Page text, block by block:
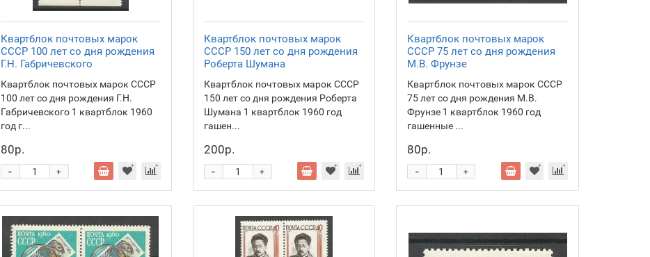
Квартблок почтовых марок
СССР 100 лет со дня рождения
Г.Н. Габричевского
Квартблок почтовых марок СССР
100 лет со дня рождения Г.Н.
Габричевского 1 квартблок 1960
год г...
80р.
+
-
Квартблок почтовых марок
СССР 150 лет со дня рождения
Роберта Шумана
Квартблок почтовых марок СССР
150 лет со дня рождения Роберта
Шумана 1 квартблок 1960 год
гашен...
200р.
+
-
Квартблок почтовых марок
СССР 75 лет со дня рождения
М.В. Фрунзе
Квартблок почтовых марок СССР
75 лет со дня рождения М.В.
Фрунзе 1 квартблок 1960 год
гашенные ...
80р.
+
-